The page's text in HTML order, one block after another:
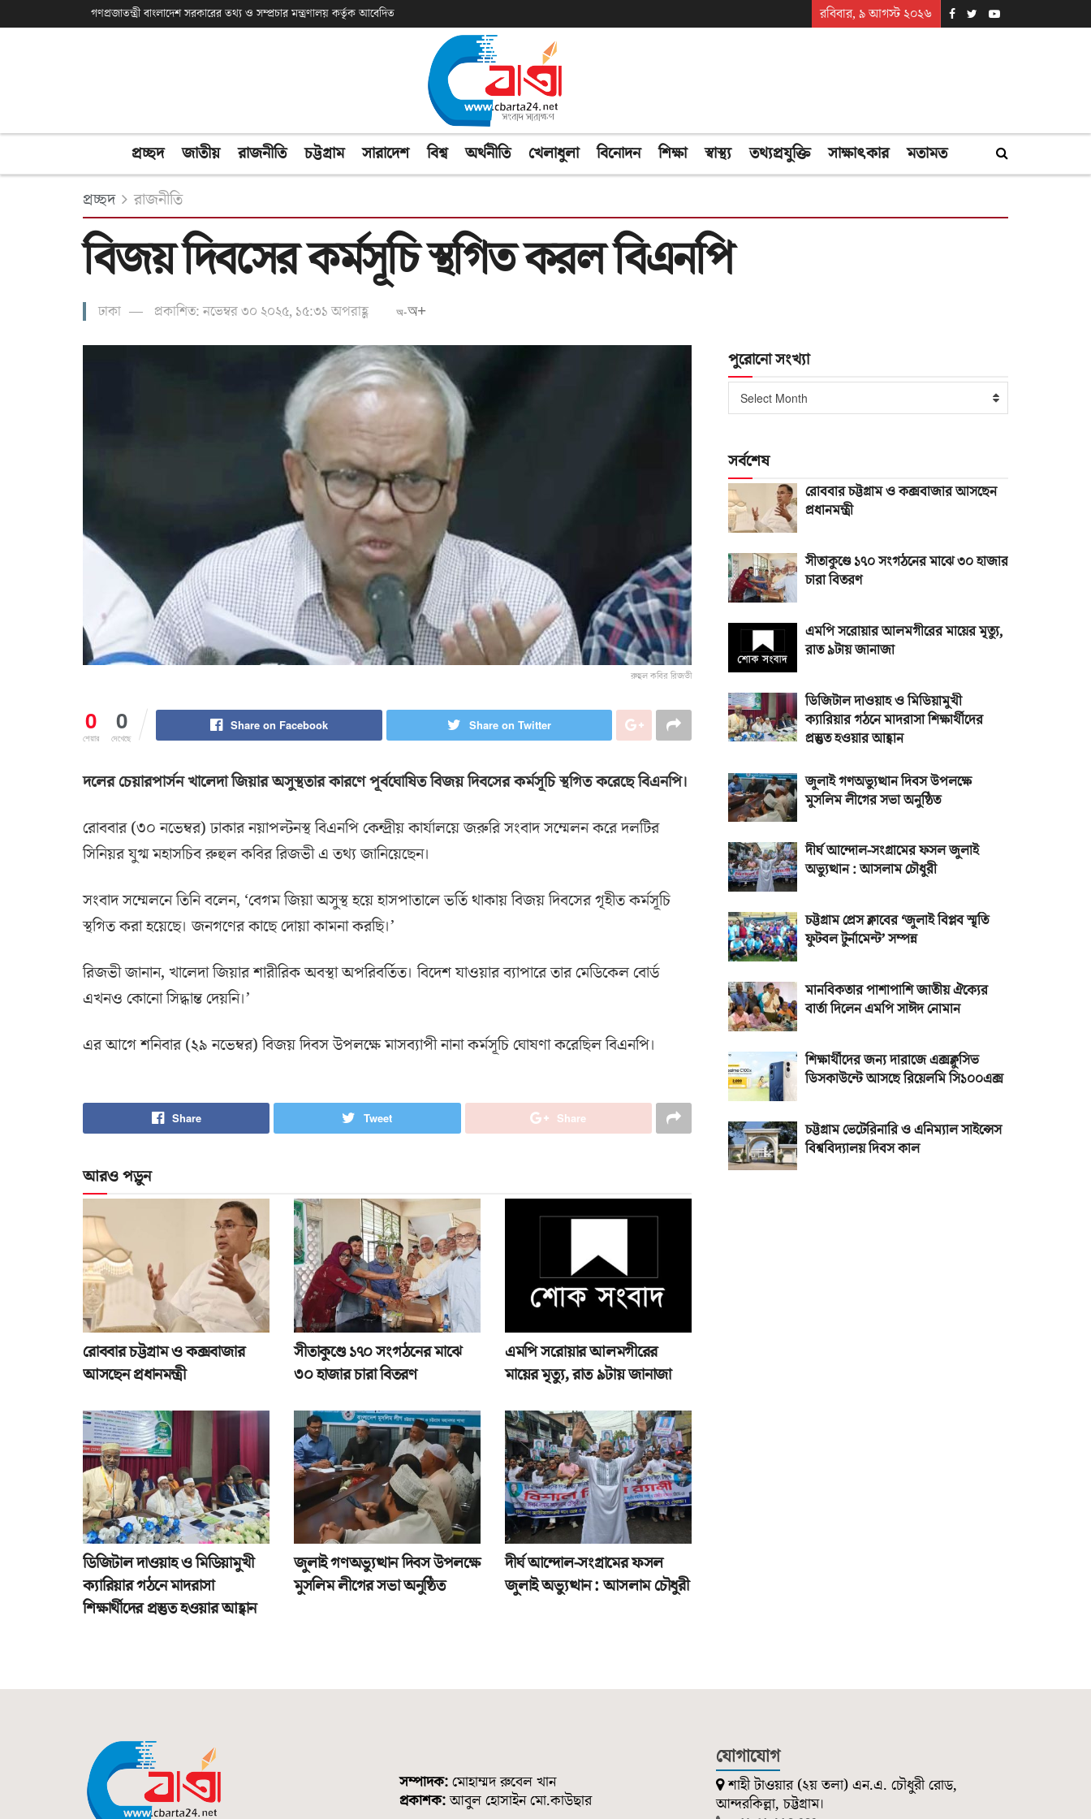
গণপ্রজাতন্ত্রী বাংলাদেশ সরকারের তথ্য ও সম্প্রচার মন্ত্রণালয় কর্তৃক আবেদিত রবিবার, ৯ আগস্ট ২০২৬
প্রচ্ছদ জাতীয় রাজনীতি চট্টগ্রাম সারাদেশ বিশ্ব অর্থনীতি খেলাধুলা বিনোদন শিক্ষা স্বাস্থ্য তথ্যপ্রযুক্তি সাক্ষাৎকার মতামত
প্রচ্ছদ রাজনীতি
বিজয় দিবসের কর্মসূচি স্থগিত করল বিএনপি
ঢাকা প্রকাশিত: নভেম্বর ৩০ ২০২৫, ১৫:৩১ অপরাহ্ণ অ-অ+
রুহুল কবির রিজভী
0
শেয়ার
0
দেখেছে
Share on Facebook Share on Twitter
দলের চেয়ারপার্সন খালেদা জিয়ার অসুস্থতার কারণে পূর্বঘোষিত বিজয় দিবসের কর্মসূচি স্থগিত করেছে বিএনপি।
রোববার (৩০ নভেম্বর) ঢাকার নয়াপল্টনস্থ বিএনপি কেন্দ্রীয় কার্যালয়ে জরুরি সংবাদ সম্মেলন করে দলটির
সিনিয়র যুগ্ম মহাসচিব রুহুল কবির রিজভী এ তথ্য জানিয়েছেন।
সংবাদ সম্মেলনে তিনি বলেন, ‘বেগম জিয়া অসুস্থ হয়ে হাসপাতালে ভর্তি থাকায় বিজয় দিবসের গৃহীত কর্মসূচি
স্থগিত করা হয়েছে। জনগণের কাছে দোয়া কামনা করছি।’
রিজভী জানান, খালেদা জিয়ার শারীরিক অবস্থা অপরিবর্তিত। বিদেশ যাওয়ার ব্যাপারে তার মেডিকেল বোর্ড
এখনও কোনো সিদ্ধান্ত দেয়নি।’
এর আগে শনিবার (২৯ নভেম্বর) বিজয় দিবস উপলক্ষে মাসব্যাপী নানা কর্মসূচি ঘোষণা করেছিল বিএনপি।
Share Tweet Share
আরও পড়ুন
রোববার চট্টগ্রাম ও কক্সবাজার
আসছেন প্রধানমন্ত্রী
সীতাকুণ্ডে ১৭০ সংগঠনের মাঝে
৩০ হাজার চারা বিতরণ
এমপি সরোয়ার আলমগীরের
মায়ের মৃত্যু, রাত ৯টায় জানাজা
ডিজিটাল দাওয়াহ ও মিডিয়ামুখী
ক্যারিয়ার গঠনে মাদরাসা
শিক্ষার্থীদের প্রস্তুত হওয়ার আহ্বান
জুলাই গণঅভ্যুত্থান দিবস উপলক্ষে
মুসলিম লীগের সভা অনুষ্ঠিত
দীর্ঘ আন্দোল-সংগ্রামের ফসল
জুলাই অভ্যুত্থান : আসলাম চৌধুরী
পুরোনো সংখ্যা
পুরোনো
সংখ্যা
Select Month
সর্বশেষ
রোববার চট্টগ্রাম ও কক্সবাজার আসছেন
প্রধানমন্ত্রী
সীতাকুণ্ডে ১৭০ সংগঠনের মাঝে ৩০ হাজার
চারা বিতরণ
এমপি সরোয়ার আলমগীরের মায়ের মৃত্যু,
রাত ৯টায় জানাজা
ডিজিটাল দাওয়াহ ও মিডিয়ামুখী
ক্যারিয়ার গঠনে মাদরাসা শিক্ষার্থীদের
প্রস্তুত হওয়ার আহ্বান
জুলাই গণঅভ্যুত্থান দিবস উপলক্ষে
মুসলিম লীগের সভা অনুষ্ঠিত
দীর্ঘ আন্দোল-সংগ্রামের ফসল জুলাই
অভ্যুত্থান : আসলাম চৌধুরী
চট্টগ্রাম প্রেস ক্লাবের ‘জুলাই বিপ্লব স্মৃতি
ফুটবল টুর্নামেন্ট’ সম্পন্ন
মানবিকতার পাশাপাশি জাতীয় ঐক্যের
বার্তা দিলেন এমপি সাঈদ নোমান
শিক্ষার্থীদের জন্য দারাজে এক্সক্লুসিভ
ডিসকাউন্টে আসছে রিয়েলমি সি১০০এক্স
চট্টগ্রাম ভেটেরিনারি ও এনিম্যাল সাইন্সেস
বিশ্ববিদ্যালয় দিবস কাল
সম্পাদক: মোহাম্মদ রুবেল খান
প্রকাশক:আবুল হোসাইন মো.কাউছার
যোগাযোগ
শাহী টাওয়ার (২য় তলা) এন.এ. চৌধুরী রোড,
আন্দরকিল্লা, চট্টগ্রাম।